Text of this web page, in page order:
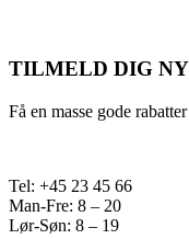
TILMELD DIG
Få en masse gode
Tel: +45 23 45 66
Man-Fre: 8 – 20
Lør-Søn: 8 – 19